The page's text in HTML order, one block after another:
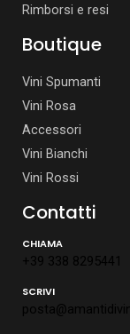
Rimborsi e resi
Boutique
Vini Spumanti
Vini Rosa
Accessori
Vini Bianchi
Vini Rossi
Contatti
CHIAMA
+39 338 8295441
SCRIVI